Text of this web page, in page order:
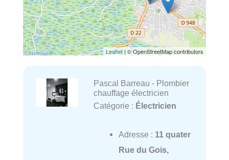
Leaflet| © OpenStreetMap contributors
Pascal Barreau - Plombier
chauffage électricien
Catégorie : Électricien
Adresse : 11 quater
Rue du Gois,